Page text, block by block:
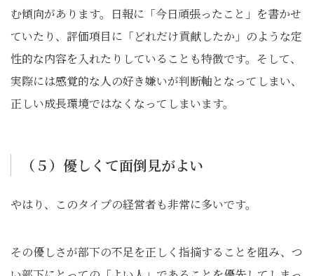
む傾向があります。日報に「今日頑張ったこと」を書かせ
ていたり、評価項目に「どれだけ貢献したか」のような定
性的な内容を入れたりしていることも特徴です。そして、
実際には感覚的な人の好き嫌いが判断軸となってしまい、
正しい成長環境ではなくなってしまいます。
（５）優しくて面倒見がよい
やはり、このタイプの経営者も非常に多いです。
その優しさが部下の不足を正しく指摘することを阻み、つ